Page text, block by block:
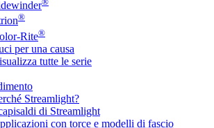
®
Rite®
per una causa
tutte le serie
Streamlight?
di Streamlight
con torce e modelli di fascio